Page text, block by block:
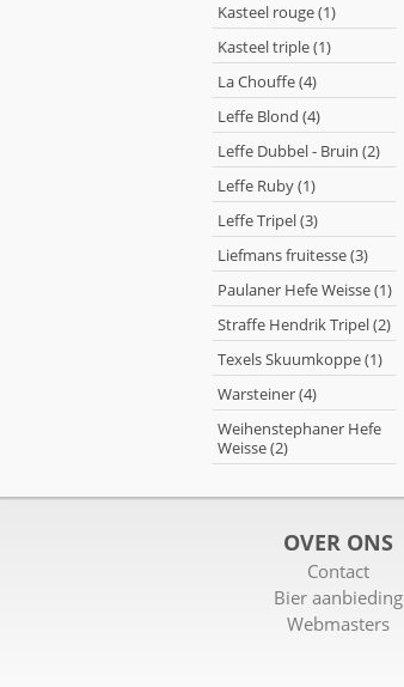
Kasteel rouge (1)
Kasteel triple (1)
La Chouffe (4)
Leffe Blond (4)
Leffe Dubbel - Bruin (2)
Leffe Ruby (1)
Leffe Tripel (3)
Liefmans fruitesse (3)
Paulaner Hefe Weisse (1)
Straffe Hendrik Tripel (2)
Texels Skuumkoppe (1)
Warsteiner (4)
Weihenstephaner Hefe
Weisse (2)
OVER ONS
Contact
Bier aanbieding
Webmasters